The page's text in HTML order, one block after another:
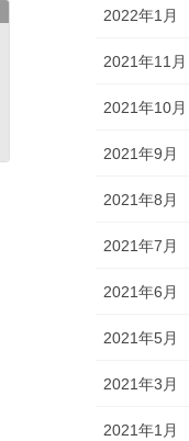
2022年1月
2021年11月
2021年10月
2021年9月
2021年8月
2021年7月
2021年6月
2021年5月
2021年3月
2021年1月